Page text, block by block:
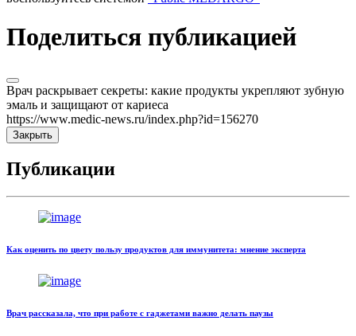
Поделиться публикацией
Врач раскрывает секреты: какие продукты укрепляют зубную
эмаль и защищают от кариеса
https://www.medic-news.ru/index.php?id=156270
Закрыть
Публикации
Как оценить по цвету пользу продуктов для иммунитета: мнение эксперта
Врач рассказала, что при работе с гаджетами важно делать паузы